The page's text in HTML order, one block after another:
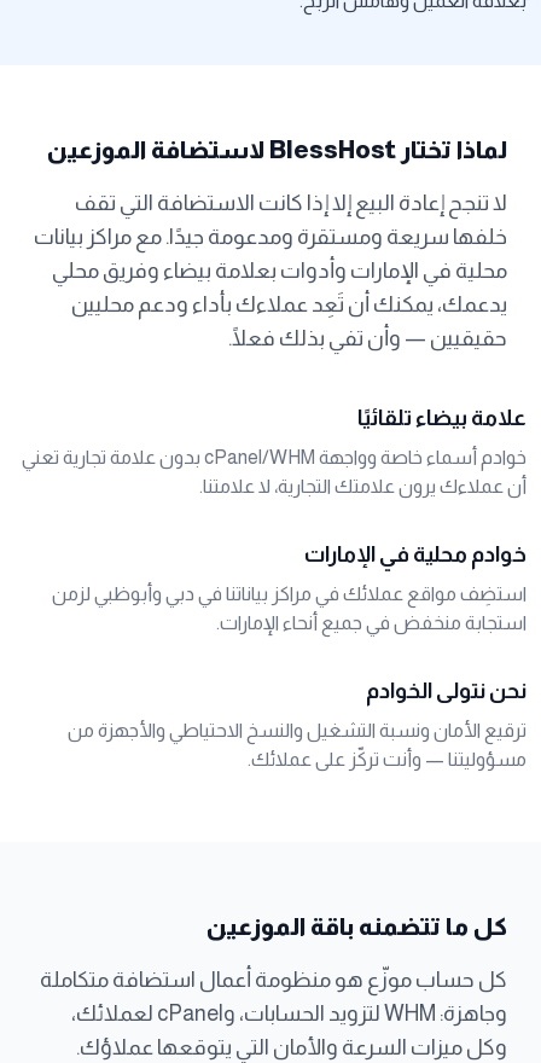
لماذا تختار BlessHost لاستضافة الموزعين
لا تنجح إعادة البيع إلا إذا كانت الاستضافة التي تقف
خلفها سريعة ومستقرة ومدعومة جيدًا. مع مراكز بيانات
محلية في الإمارات وأدوات بعلامة بيضاء وفريق محلي
يدعمك، يمكنك أن تَعِد عملاءك بأداء ودعم محليين
حقيقيين — وأن تفي بذلك فعلًا.
علامة بيضاء تلقائيًا
خوادم أسماء خاصة وواجهة cPanel/WHM بدون علامة تجارية تعني
أن عملاءك يرون علامتك التجارية، لا علامتنا.
خوادم محلية في الإمارات
استضِف مواقع عملائك في مراكز بياناتنا في دبي وأبوظبي لزمن
استجابة منخفض في جميع أنحاء الإمارات.
نحن نتولى الخوادم
ترقيع الأمان ونسبة التشغيل والنسخ الاحتياطي والأجهزة من
مسؤوليتنا — وأنت تركّز على عملائك.
كل ما تتضمنه باقة الموزعين
كل حساب موزّع هو منظومة أعمال استضافة متكاملة
وجاهزة: WHM لتزويد الحسابات، وcPanel لعملائك،
وكل ميزات السرعة والأمان التي يتوقعها عملاؤك.